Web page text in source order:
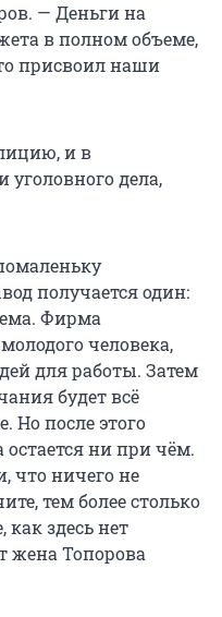
— Деньги на
в полном объеме,
присвоил наши
и в
уголовного дела,
получается один:
Фирма
человека,
для работы. Затем
будет всё
Но после этого
ни при чём.
что ничего не
тем более столько
здесь нет
жена Топорова